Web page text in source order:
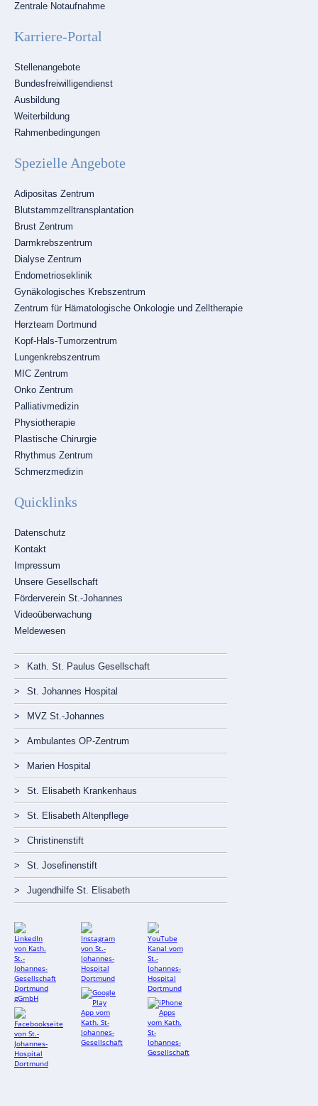
Zentrale Notaufnahme
Karriere-Portal
Navigation
überspringen
Stellenangebote
Bundesfreiwilligendienst
Ausbildung
Weiterbildung
Rahmenbedingungen
Spezielle Angebote
Navigation
überspringen
Adipositas Zentrum
Blutstammzelltransplantation
Brust Zentrum
Darmkrebszentrum
Dialyse Zentrum
Endometrioseklinik
Gynäkologisches Krebszentrum
Zentrum für Hämatologische Onkologie und Zelltherapie
Herzteam Dortmund
Kopf-Hals-Tumorzentrum
Lungenkrebszentrum
MIC Zentrum
Onko Zentrum
Palliativmedizin
Physiotherapie
Plastische Chirurgie
Rhythmus Zentrum
Schmerzmedizin
Quicklinks
Navigation
überspringen
Datenschutz
Kontakt
Impressum
Unsere Gesellschaft
Förderverein St.-Johannes
Videoüberwachung
Meldewesen
überspringen
Kath. St. Paulus Gesellschaft
St. Johannes Hospital
MVZ St.-Johannes
Ambulantes OP-Zentrum
Marien Hospital
St. Elisabeth Krankenhaus
St. Elisabeth Altenpflege
Christinenstift
St. Josefinenstift
Jugendhilfe St. Elisabeth